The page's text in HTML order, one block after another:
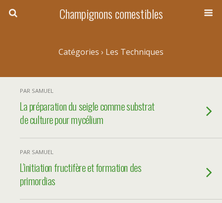
Champignons comestibles
Catégories › Les Techniques
PAR SAMUEL
La préparation du seigle comme substrat
de culture pour mycélium
PAR SAMUEL
L’initiation fructifère et formation des
primordias